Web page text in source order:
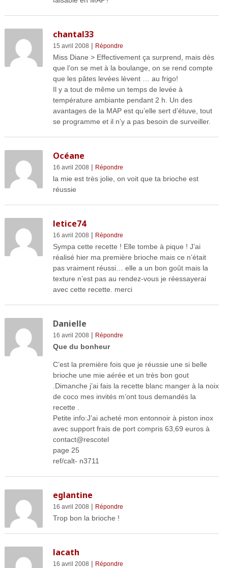
chantal33
15 avril 2008 | Répondre
Miss Diane > Effectivement ça surprend, mais dès
que l’on se met à la boulange, on se rend compte
que les pâtes levées lèvent … au frigo!
Il y a tout de même un temps de levée à
température ambiante pendant 2 h. Un des
avantages de la MAP est qu’elle sert d’étuve, tout
se programme et il n’y a pas besoin de surveiller.
Océane
16 avril 2008 | Répondre
la mie est très jolie, on voit que ta brioche est
réussie
letice74
16 avril 2008 | Répondre
Sympa cette recette ! Elle tombe à pique ! J’ai
réalisé hier ma première brioche mais ce n’était
pas vraiment réussi… elle a un bon goût mais la
texture n’est pas au rendez-vous je réessayerai
avec cette recette. merci
Danielle
16 avril 2008 | Répondre
Que du bonheur
C’est la première fois que je réussie une si belle
brioche une mie aérée et un très bon gout
.Dimanche j’ai fais la recette blanc manger à la noix
de coco mes invités m’ont tous demandés la
recette .
Petite info:J’ai acheté mon entonnoir à piston inox
avec support frais de port compris 63,69 euros à
contact@rescotel
page 25
ref/calt- n3711
eglantine
16 avril 2008 | Répondre
Trop bon la brioche !
lacath
16 avril 2008 | Répondre